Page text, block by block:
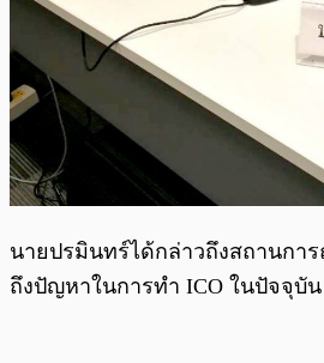
นายปรมินทร์ได้กล่าวถึงสถานกา
ถึงปัญหาในการทำ ICO ในปัจจุบั